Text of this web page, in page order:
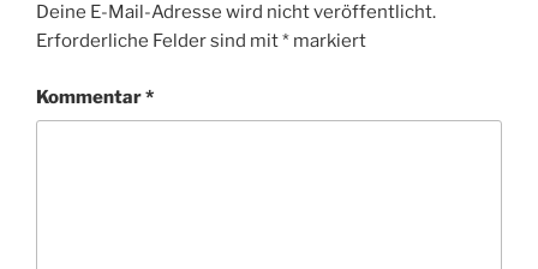
Deine E-Mail-Adresse wird nicht veröffentlicht.
Erforderliche Felder sind mit* markiert
Kommentar*